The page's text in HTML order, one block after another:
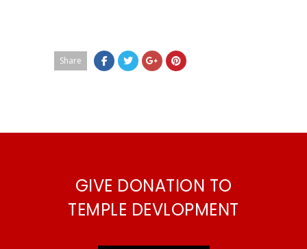
Share
GIVE DONATION TO
TEMPLE DEVLOPMENT